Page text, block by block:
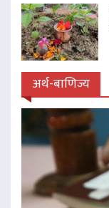
अर्थ-बाणिज्य